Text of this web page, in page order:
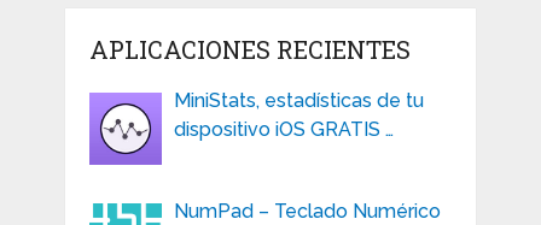
APLICACIONES RECIENTES
MiniStats, estadísticas de tu
dispositivo iOS GRATIS …
NumPad – Teclado Numérico